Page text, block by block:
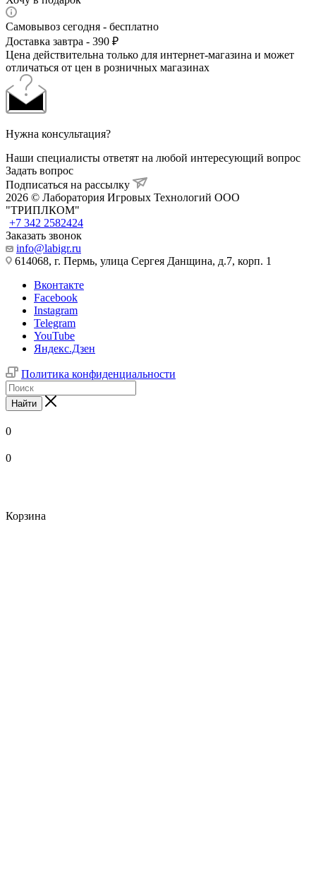
Самовывоз сегодня - бесплатно
Доставка завтра - 390 ₽
Цена действительна только для интернет-магазина и может
отличаться от цен в розничных магазинах
Нужна консультация?
Наши специалисты ответят на любой интересующий вопрос
Задать вопрос
Подписаться на рассылку
2026 © Лаборатория Игровых Технологий ООО
"ТРИПЛКОМ"
+7 342 2582424
Заказать звонок
info@labigr.ru
614068, г. Пермь, улица Сергея Данщина, д.7, корп. 1
Вконтакте
Facebook
Instagram
Telegram
YouTube
Яндекс.Дзен
Политика конфиденциальности
Найти
0
0
Корзина